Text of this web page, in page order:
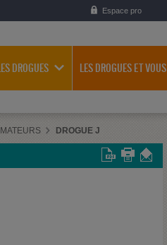
Espace pro
DROGUES LES DROGUES ET VOUS
DROGUE J